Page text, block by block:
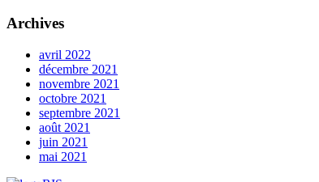
Archives
avril 2022
décembre 2021
novembre 2021
octobre 2021
septembre 2021
août 2021
juin 2021
mai 2021